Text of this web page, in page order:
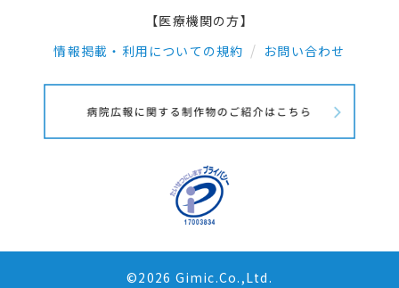
【医療機関の方】
情報掲載・利用についての規約
お問い合わせ
©2026 Gimic.Co.,Ltd.